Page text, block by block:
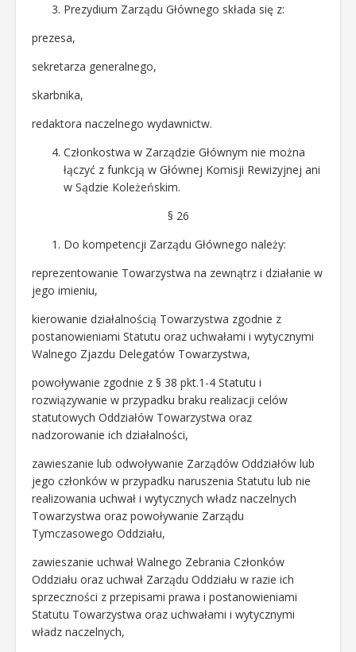
Prezydium Zarządu Głównego składa się z:
prezesa,
sekretarza generalnego,
skarbnika,
redaktora naczelnego wydawnictw.
Członkostwa w Zarządzie Głównym nie można
łączyć z funkcją w Głównej Komisji Rewizyjnej ani
w Sądzie Koleżeńskim.
§ 26
Do kompetencji Zarządu Głównego należy:
reprezentowanie Towarzystwa na zewnątrz i działanie w
jego imieniu,
kierowanie działalnością Towarzystwa zgodnie z
postanowieniami Statutu oraz uchwałami i wytycznymi
Walnego Zjazdu Delegatów Towarzystwa,
powoływanie zgodnie z § 38 pkt.1-4 Statutu i
rozwiązywanie w przypadku braku realizacji celów
statutowych Oddziałów Towarzystwa oraz
nadzorowanie ich działalności,
zawieszanie lub odwoływanie Zarządów Oddziałów lub
jego członków w przypadku naruszenia Statutu lub nie
realizowania uchwał i wytycznych władz naczelnych
Towarzystwa oraz powoływanie Zarządu
Tymczasowego Oddziału,
zawieszanie uchwał Walnego Zebrania Członków
Oddziału oraz uchwał Zarządu Oddziału w razie ich
sprzeczności z przepisami prawa i postanowieniami
Statutu Towarzystwa oraz uchwałami i wytycznymi
władz naczelnych,